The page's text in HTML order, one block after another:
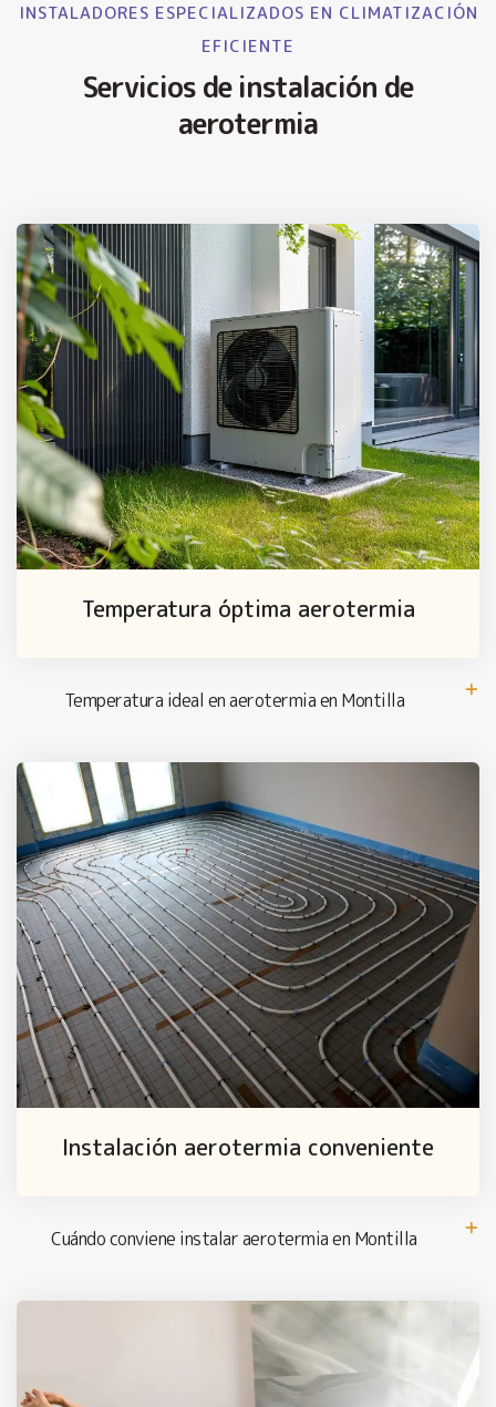
INSTALADORES ESPECIALIZADOS EN CLIMATIZACIÓN
EFICIENTE
Servicios de instalación de
aerotermia
Temperatura óptima aerotermia
Temperatura ideal en aerotermia en Montilla
Instalación aerotermia conveniente
Cuándo conviene instalar aerotermia en Montilla